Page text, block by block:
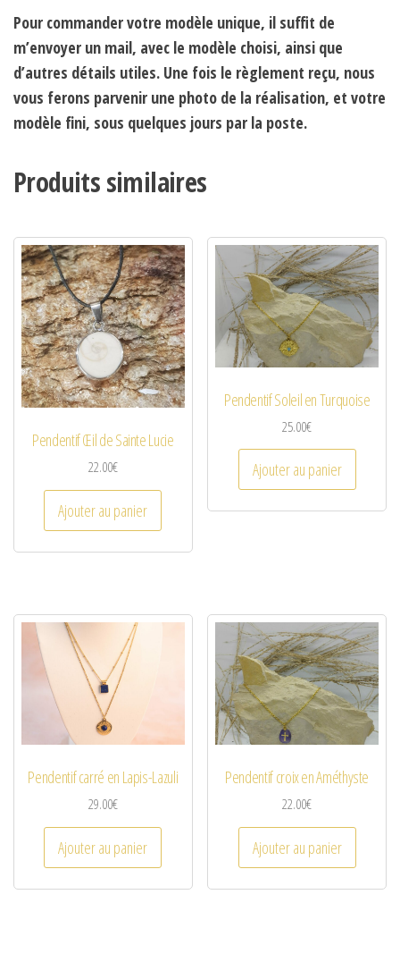
Pour commander votre modèle unique, il suffit de
m’envoyer un mail, avec le modèle choisi, ainsi que
d’autres détails utiles. Une fois le règlement reçu, nous
vous ferons parvenir une photo de la réalisation, et votre
modèle fini, sous quelques jours par la poste.
Produits similaires
Pendentif Œil de Sainte Lucie
22.00€
Ajouter au panier
Pendentif Soleil en Turquoise
25.00€
Ajouter au panier
Pendentif carré en Lapis-Lazuli
29.00€
Ajouter au panier
Pendentif croix en Améthyste
22.00€
Ajouter au panier